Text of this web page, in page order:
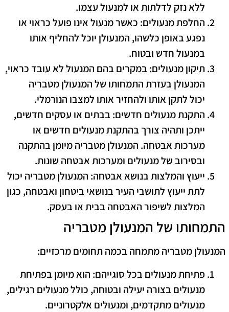
ללא נזק לדלתות או למנעול עצמו.
החלפת מנעולים: כאשר מנעול אינו פועל כראוי או
נפגע באופן כלשהו, המנעולן יוכל להחליף אותו
במנעול חדש ובטוח.
תיקון מנעולים: במקרים בהם המנעול לא עובד כראוי,
המנעולן בעזרת התמחותו של המנעולן מטבריה
יכול לתקן אותו ולהחזיר אותו למצבו הנורמלי.
התקנת מנעולים חדשים: בבתים או עסקים חדשים,
ייתכן ותהיה צורך בהתקנת מנעולים חדשים או
מערכות אבטחה. המנעולן מטבריה מיומן בהתקנה
ובסירוב של מנעולים ומערכות אבטחה שונות.
ייעוץ והמלצות בנושא אבטחה: המנעולן מטבריה יכול
לתת ייעוץ לתושבי העיר בנושאי ביטחון ואבטחה, כגון
המלצות לשיפור האבטחה בבית או בעסק.
התמחותו של המנעולן מטבריה
המנעולן מטבריה מתמחה בכמה תחומים מרכזיים:
פתיחת מנעולים בכל סוגייהם: הוא מיומן בפתיחת
מנעולים בצורה יעילה ובטוחה, כולל מנעולים רגילים,
מנעולים מתקדמים, ומנעולים אלקטרוניים.